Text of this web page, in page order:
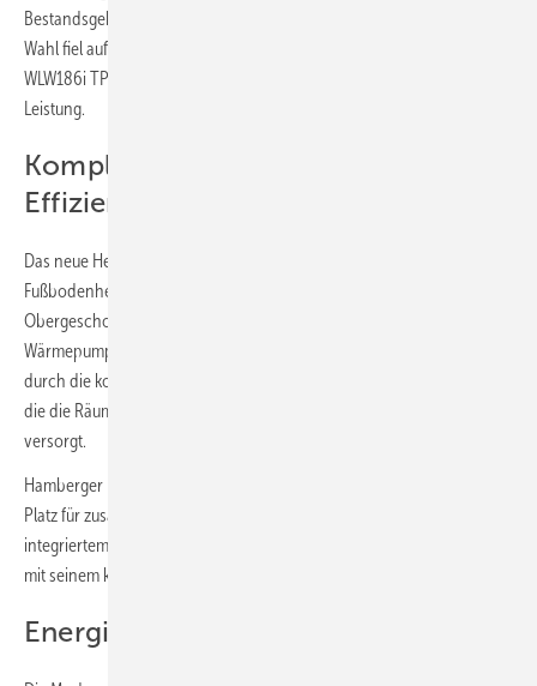
Bestandsgebäude mit seinem begrenzten verfügbaren Raum. Die
Wahl fiel auf die kompakte Luft/Wasser-Wärmepumpe Logatherm
WLW186i TP70 mit 12 kW sowie die Außeneinheit WLW MB A H mit 7 kW
Leistung.
Komplettlösung für Komfort und
Effizienz
Das neue Heizsystem arbeitet monoenergetisch und versorgt die
Fußbodenheizung im Erdgeschoss und die modernen Heizkörper im
Obergeschoss mit Wärme. Ein 290-l-Speicher stellt das von der
Wärmepumpe erhitzte Warmwasser bereit. Ergänzt wird das System
durch die kontrollierte Wohnraumlüftung Logavent HRV136-55 D/F,
die die Räume bedarfsgerecht, leise und effizient mit Frischluft
versorgt.
Hamberger lobt die intelligente Raumausnutzung: „Wir hatten keinen
Platz für zusätzliche Pufferspeicher. Die Logatherm WLW186i TP70 mit
integriertem Pufferspeicher war daher ideal für das Bestandsgebäude
mit seinem kleinen Keller.“
Energiestandard KfW 55 erreicht